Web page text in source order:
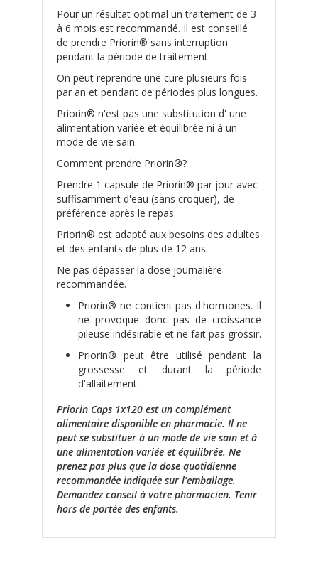
Pour un résultat optimal un traitement de 3
à 6 mois est recommandé. Il est conseillé
de prendre Priorin® sans interruption
pendant la période de traitement.
On peut reprendre une cure plusieurs fois
par an et pendant de périodes plus longues.
Priorin® n'est pas une substitution d' une
alimentation variée et équilibrée ni à un
mode de vie sain.
Comment prendre Priorin®?
Prendre 1 capsule de Priorin® par jour avec
suffisamment d'eau (sans croquer), de
préférence après le repas.
Priorin® est adapté aux besoins des adultes
et des enfants de plus de 12 ans.
Ne pas dépasser la dose journalière
recommandée.
Priorin® ne contient pas d'hormones. Il
ne provoque donc pas de croissance
pileuse indésirable et ne fait pas grossir.
Priorin® peut être utilisé pendant la
grossesse et durant la période
d'allaitement.
Priorin Caps 1x120 est un complément
alimentaire disponible en pharmacie. Il ne
peut se substituer à un mode de vie sain et à
une alimentation variée et équilibrée. Ne
prenez pas plus que la dose quotidienne
recommandée indiquée sur l'emballage.
Demandez conseil à votre pharmacien. Tenir
hors de portée des enfants.